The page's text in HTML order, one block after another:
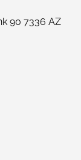
90 7336 AZ